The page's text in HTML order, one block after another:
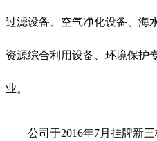
过滤设备、空气净化设备、海
资源综合利用设备、环境保护
业。
公司于2016年7月挂牌新